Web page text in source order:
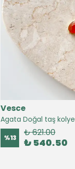
Vesce
Agata Doğal taş kolye
%13 ₺ 621.00
₺ 540.50